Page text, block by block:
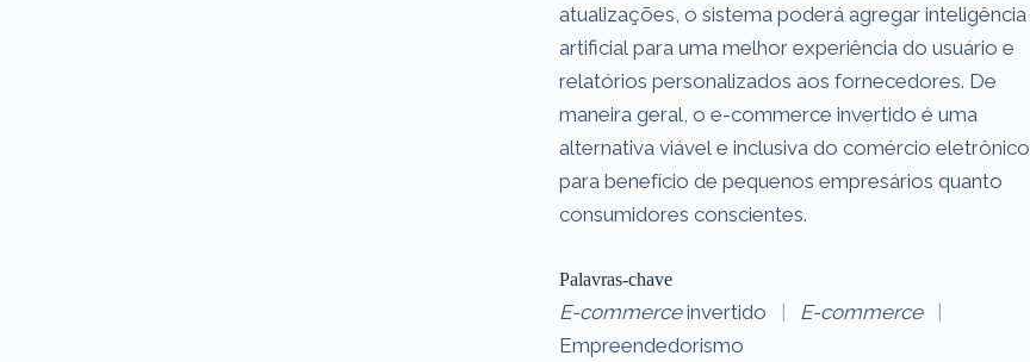
atualizações, o sistema poderá agregar inteligência
artificial para uma melhor experiência do usuário e
relatórios personalizados aos fornecedores. De
maneira geral, o e-commerce invertido é uma
alternativa viável e inclusiva do comércio eletrônico
para benefício de pequenos empresários quanto
consumidores conscientes.
Palavras-chave
E-commerceinvertido | E-commerce
|
Empreendedorismo